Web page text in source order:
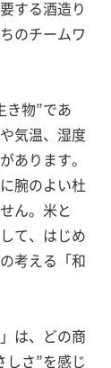
する酒造り
のチームワ
き物”であ
気温、湿度
あります。
腕のよい杜
ん。米と
て、はじめ
考える「和
は、どの商
しさ”を感じ